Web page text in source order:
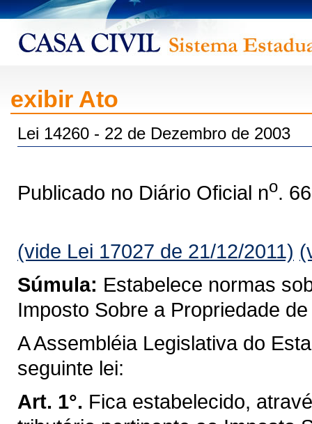
exibir Ato
Lei 14260 - 22 de Dezembro de 2003
Publicado no Diário Oficial no.
(vide Lei 17027 de 21/12/2011)
Súmula: Estabelece normas
Imposto Sobre a Propriedade
A Assembléia Legislativa do
seguinte lei:
Art. 1°. Fica estabelecido,